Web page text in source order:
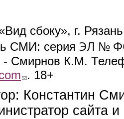
сбоку», г.
СМИ: серия ЭЛ №
- Смирнов К.М.
(link sends e-mail)
. 18+
Константин
сайта